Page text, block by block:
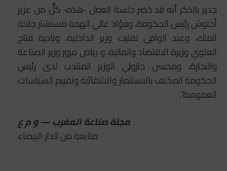
جدير بالذكر أنه قد حَضر جلسة العمل -هذه- كلٌّ من عزيز
أخنوش رئيس الحكومة، وفؤاد عالي الهمة مستشار جلالة
الملك، وعبد الوافي لفتيت وزير الداخلية، ونادية فتاح
العلوي وزيرة الاقتصاد والمالية، و رياض مزور وزير الصناعة
والتجارة، ومحسن جازولي الوزير المنتدب لدى رئيس
الحكومة المكلف بالاستثمار والالتقائية وتقييم السياسات
العمومية”.
مجلة صناعة المغرب — و م ع
متابعة من الدار البيضاء